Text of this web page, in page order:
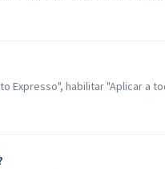
habilitar "Aplicar a